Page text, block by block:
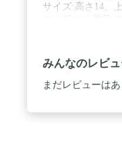
サイズ:高さ14、
みんなのレビ
まだレビューは